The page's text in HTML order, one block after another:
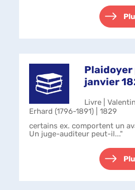
Plaidoyer
janvier
Livre |
Erhard (1796-1891) | 1829
certains ex. comportent un
Un juge-auditeur peut-il..."